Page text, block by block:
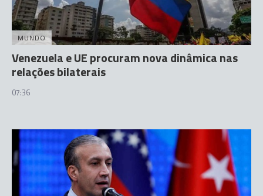
MUNDO
Venezuela e UE procuram nova dinâmica nas
relações bilaterais
07:36